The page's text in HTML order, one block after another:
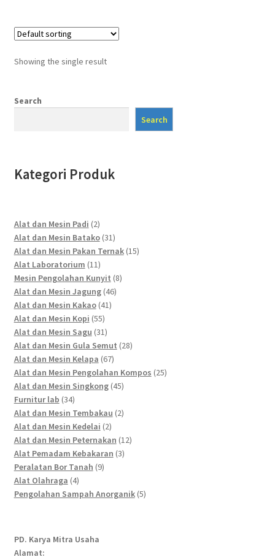
Showing the single result
Search
Search
Kategori Produk
Alat dan Mesin Padi 22
products
Alat dan Mesin Batako 3131
products
Alat dan Mesin Pakan Ternak 1515
Alat Laboratorium 1111
products
Mesin Pengolahan Kunyit 88
Alat dan Mesin Jagung 4646
Alat dan Mesin Kakao 4141
Alat dan Mesin Kopi 5555
products
Alat dan Mesin Sagu 3131
products
Alat dan Mesin Gula Semut 2828
Alat dan Mesin Kelapa 6767
products
Alat dan Mesin Pengolahan Kompos 2525
Alat dan Mesin Singkong 4545
Furnitur lab 3434
products
Alat dan Mesin Tembakau 22
Alat dan Mesin Kedelai 22
products
Alat dan Mesin Peternakan 1212
Alat Pemadam Kebakaran 33
Peralatan Bor Tanah 99
Alat Olahraga 44
products
Pengolahan Sampah Anorganik 55
PD. Karya Mitra Usaha
Alamat: